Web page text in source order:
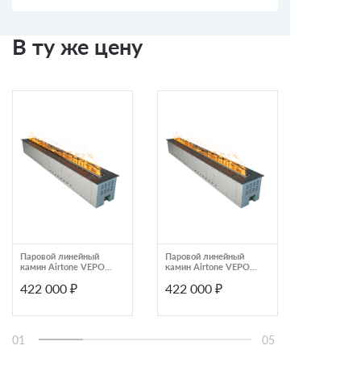
В ту же цену
Паровой линейный
камин Airtone VEPO
сатин
422 000 ₽
Паровой линейный
камин Airtone VEPO
матовый
422 000 ₽
01 05